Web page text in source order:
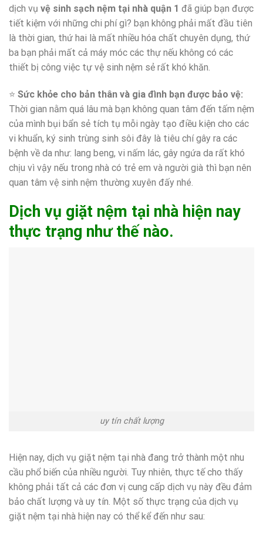
dịch vụ vệ sinh sạch nệm tại nhà quận 1 đã giúp bạn được
tiết kiệm với những chi phí gì? bạn không phải mất đầu tiên
là thời gian, thứ hai là mất nhiều hóa chất chuyên dụng, thứ
ba bạn phải mất cả máy móc các thự nếu không có các
thiết bị công việc tự vệ sinh nệm sẻ rất khó khăn.
⭐ Sức khỏe cho bản thân và gia đình bạn được bảo vệ:
Thời gian nằm quá lâu mà bạn không quan tâm đến tấm nệm
của mình bụi bẩn sẻ tích tụ mỗi ngày tạo điều kiện cho các
vi khuẩn, ký sinh trùng sinh sôi đây là tiêu chí gây ra các
bệnh về da như: lang beng, vi nấm lác, gây ngứa da rất khó
chịu vì vậy nếu trong nhà có trẻ em và người già thì bạn nên
quan tâm vệ sinh nệm thường xuyên đấy nhé.
Dịch vụ giặt nệm tại nhà hiện nay
thực trạng như thế nào.
uy tín chất lượng
Hiện nay, dịch vụ giặt nệm tại nhà đang trở thành một nhu
cầu phổ biến của nhiều người. Tuy nhiên, thực tế cho thấy
không phải tất cả các đơn vị cung cấp dịch vụ này đều đảm
bảo chất lượng và uy tín. Một số thực trạng của dịch vụ
giặt nệm tại nhà hiện nay có thể kể đến như sau: